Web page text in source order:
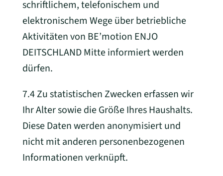
schriftlichem, telefonischem und
elektronischem Wege über betriebliche
Aktivitäten von BE’motion ENJO
DEITSCHLAND Mitte informiert werden
dürfen.
7.4 Zu statistischen Zwecken erfassen wir
Ihr Alter sowie die Größe Ihres Haushalts.
Diese Daten werden anonymisiert und
nicht mit anderen personenbezogenen
Informationen verknüpft.